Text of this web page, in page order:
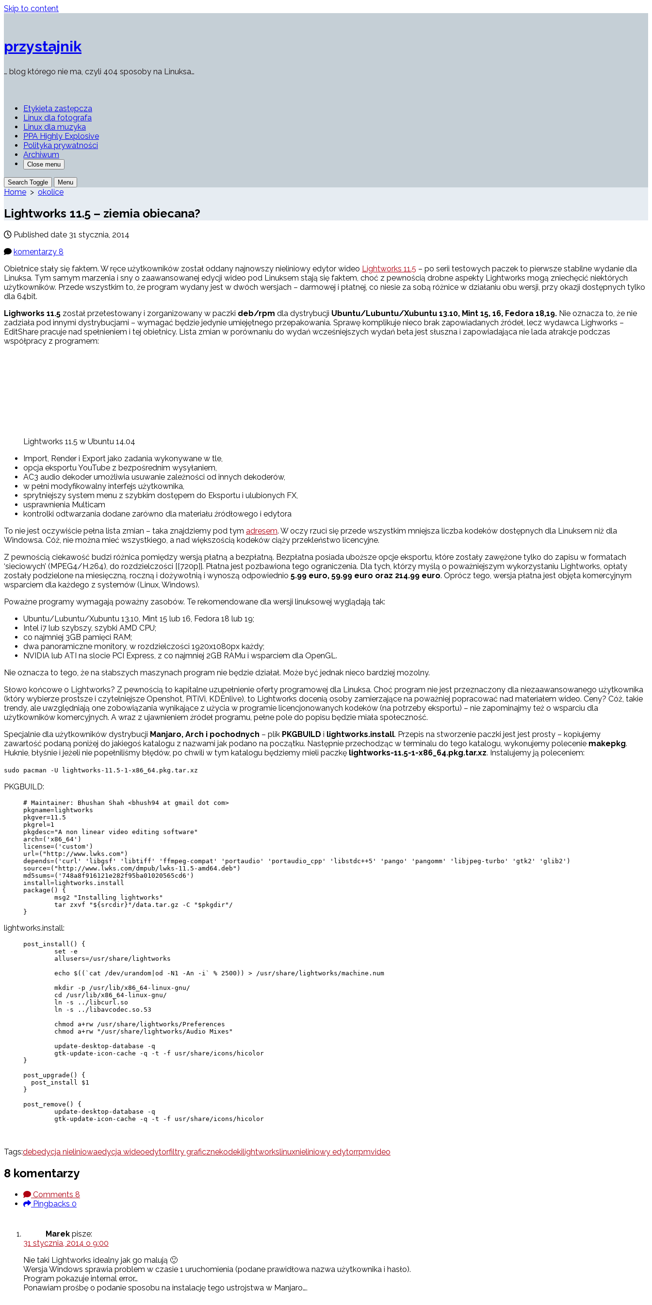
Skip to content
przystajnik
… blog którego nie ma, czyli 404 sposoby na Linuksa…
Etykieta zastępcza
Linux dla fotografa
Linux dla muzyka
PPA Highly Explosive
Polityka prywatności
Archiwum
Close menu
Search Toggle Menu
Home > okolice
Lightworks 11.5 – ziemia obiecana?
Published date 31 stycznia, 2014
komentarzy 8
Obietnice stały się faktem. W ręce użytkowników został oddany najnowszy nieliniowy edytor wideo Lightworks 11.5 – po serii testowych paczek to pierwsze stabilne wydanie dla
Linuksa. Tym samym marzenia i sny o zaawansowanej edycji wideo pod Linuksem stają się faktem, choć z pewnością drobne aspekty Lightworks mogą zniechęcić niektórych
użytkowników. Przede wszystkim to, że program wydany jest w dwóch wersjach – darmowej i płatnej, co niesie za sobą różnice w działaniu obu wersji, przy okazji dostępnych tylko
dla 64bit.
Lighworks 11.5 został przetestowany i zorganizowany w paczki deb/rpm dla dystrybucji Ubuntu/Lubuntu/Xubuntu 13.10, Mint 15, 16, Fedora 18,19. Nie oznacza to, że nie
zadziała pod innymi dystrybucjami – wymagać będzie jedynie umiejętnego przepakowania. Sprawę komplikuje nieco brak zapowiadanych źródeł, lecz wydawca Lighworks –
EditShare pracuje nad spełnieniem i tej obietnicy. Lista zmian w porównaniu do wydań wcześniejszych wydań beta jest słuszna i zapowiadająca nie lada atrakcje podczas
współpracy z programem:
Lightworks 11.5 w Ubuntu 14.04
Import, Render i Export jako zadania wykonywane w tle,
opcja eksportu YouTube z bezpośrednim wysyłaniem,
AC3 audio dekoder umożliwia usuwanie zależności od innych dekoderów,
w pełni modyfikowalny interfejs użytkownika,
sprytniejszy system menu z szybkim dostępem do Eksportu i ulubionych FX,
usprawnienia Multicam
kontrolki odtwarzania dodane zarówno dla materiału źródłowego i edytora
To nie jest oczywiście pełna lista zmian – taka znajdziemy pod tym adresem. W oczy rzuci się przede wszystkim mniejsza liczba kodeków dostępnych dla Linuksem niż dla
Windowsa. Cóż, nie można mieć wszystkiego, a nad większością kodeków ciąży przekleństwo licencyjne.
Z pewnością ciekawość budzi różnica pomiędzy wersją płatną a bezpłatną. Bezpłatna posiada uboższe opcje eksportu, które zostały zawężone tylko do zapisu w formatach
‘sieciowych’ (MPEG4/H.264), do rozdzielczości [[720p]]. Płatna jest pozbawiona tego ograniczenia. Dla tych, którzy myślą o poważniejszym wykorzystaniu Lightworks, opłaty
zostały podzielone na miesięczną, roczną i dożywotnią i wynoszą odpowiednio 5.99 euro, 59.99 euro oraz 214.99 euro. Oprócz tego, wersja płatna jest objęta komercyjnym
wsparciem dla każdego z systemów (Linux, Windows).
Poważne programy wymagają poważny zasobów. Te rekomendowane dla wersji linuksowej wyglądają tak:
Ubuntu/Lubuntu/Xubuntu 13.10, Mint 15 lub 16, Fedora 18 lub 19;
Intel i7 lub szybszy, szybki AMD CPU;
co najmniej 3GB pamięci RAM;
dwa panoramiczne monitory, w rozdzielczości 1920x1080px każdy;
NVIDIA lub ATI na slocie PCI Express, z co najmniej 2GB RAMu i wsparciem dla OpenGL.
Nie oznacza to tego, że na słabszych maszynach program nie będzie działał. Może być jednak nieco bardziej mozolny.
Słowo końcowe o Lightworks? Z pewnością to kapitalne uzupełnienie oferty programowej dla Linuksa. Choć program nie jest przeznaczony dla niezaawansowanego użytkownika
(który wybierze prostsze i czytelniejsze Openshot, PiTiVi, KDEnlive), to Lightworks docenią osoby zamierzające na poważniej popracować nad materiałem wideo. Ceny? Cóż, takie
trendy, ale uwzględniają one zobowiązania wynikające z użycia w programie licencjonowanych kodeków (na potrzeby eksportu) – nie zapominajmy też o wsparciu dla
użytkowników komercyjnych. A wraz z ujawnieniem źródeł programu, pełne pole do popisu będzie miała społeczność.
Specjalnie dla użytkowników dystrybucji Manjaro, Arch i pochodnych – plik PKGBUILD i lightworks.install. Przepis na stworzenie paczki jest jest prosty – kopiujemy
zawartość podaną poniżej do jakiegoś katalogu z nazwami jak podano na początku. Następnie przechodząc w terminalu do tego katalogu, wykonujemy polecenie makepkg.
Huknie, błyśnie i jeżeli nie popełniliśmy błędów, po chwili w tym katalogu będziemy mieli paczkę lightworks-11.5-1-x86_64.pkg.tar.xz. Instalujemy ją poleceniem:
sudo pacman -U lightworks-11.5-1-x86_64.pkg.tar.xz
PKGBUILD:
# Maintainer: Bhushan Shah <bhush94 at gmail dot com>
pkgname=lightworks
pkgver=11.5
pkgrel=1
pkgdesc="A non linear video editing software"
arch=('x86_64')
license=('custom')
url=("http://www.lwks.com")
depends=('curl' 'libgsf' 'libtiff' 'ffmpeg-compat' 'portaudio' 'portaudio_cpp' 'libstdc++5' 'pango' 'pangomm' 'libjpeg-turbo' 'gtk2' 'glib2')
source=("http://www.lwks.com/dmpub/lwks-11.5-amd64.deb")
md5sums=('748a8f916121e282f95ba01020565cd6')
install=lightworks.install
package() {
        msg2 "Installing lightworks"
        tar zxvf "${srcdir}"/data.tar.gz -C "$pkgdir"/
lightworks.install:
post_install() {
        set -e
        allusers=/usr/share/lightworks
        echo $((`cat /dev/urandom|od -N1 -An -i` % 2500)) > /usr/share/lightworks/machine.num
        mkdir -p /usr/lib/x86_64-linux-gnu/
        cd /usr/lib/x86_64-linux-gnu/
        ln -s ../libcurl.so
        ln -s ../libavcodec.so.53
        chmod a+rw /usr/share/lightworks/Preferences
        chmod a+rw "/usr/share/lightworks/Audio Mixes"
        update-desktop-database -q
        gtk-update-icon-cache -q -t -f usr/share/icons/hicolor
}
post_upgrade() {
  post_install $1
}
post_remove() {
        update-desktop-database -q
        gtk-update-icon-cache -q -t -f usr/share/icons/hicolor
Tags:debedycja nieliniowaedycja wideoedytorfiltry graficznekodekilightworkslinuxnieliniowy edytorrpmvideo
8 komentarzy
Comments 8
Pingbacks 0
Marek pisze:
31 stycznia, 2014 o 9:00
Nie taki Lightworks idealny jak go malują 🙂
Wersja Windows sprawia problem w czasie 1 uruchomienia (podane prawidłowa nazwa użytkownika i hasło).
Program pokazuje internal error…
Ponawiam prośbę o podanie sposobu na instalację tego ustrojstwa w Manjaro….